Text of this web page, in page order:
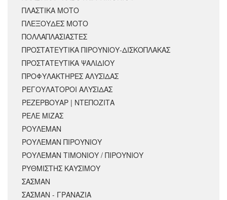
ΠΛΑΣΤΙΚΑ ΜΟΤΟ
ΠΛΕΞΟΥΔΕΣ ΜΟΤΟ
ΠΟΛΛΑΠΛΑΣΙΑΣΤΕΣ
ΠΡΟΣΤΑΤΕΥΤΙΚΑ ΠΙΡΟΥΝΙΟΥ-ΔΙΣΚΟΠΛΑΚΑΣ
ΠΡΟΣΤΑΤΕΥΤΙΚΑ ΨΑΛΙΔΙΟΥ
ΠΡΟΦΥΛΑΚΤΗΡΕΣ ΑΛΥΣΙΔΑΣ
ΡΕΓΟΥΛΑΤΟΡΟΙ ΑΛΥΣΙΔΑΣ
ΡΕΖΕΡΒΟΥΑΡ | ΝΤΕΠΟΖΙΤΑ
ΡΕΛΕ ΜΙΖΑΣ
ΡΟΥΛΕΜΑΝ
ΡΟΥΛΕΜΑΝ ΠΙΡΟΥΝΙΟΥ
ΡΟΥΛΕΜΑΝ ΤΙΜΟΝΙΟΥ / ΠΙΡΟΥΝΙΟΥ
ΡΥΘΜΙΣΤΗΣ ΚΑΥΣΙΜΟΥ
ΣΑΣΜΑΝ
ΣΑΣΜΑΝ - ΓΡΑΝΑΖΙΑ